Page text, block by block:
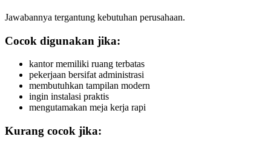
Jawabannya tergantung kebutuhan perusahaan.
Cocok digunakan jika:
kantor memiliki ruang terbatas
pekerjaan bersifat administrasi
membutuhkan tampilan modern
ingin instalasi praktis
mengutamakan meja kerja rapi
Kurang cocok jika: